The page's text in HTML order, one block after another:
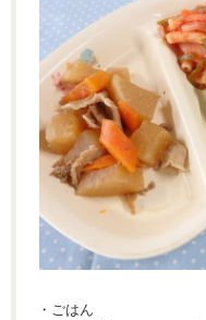
・ごはん